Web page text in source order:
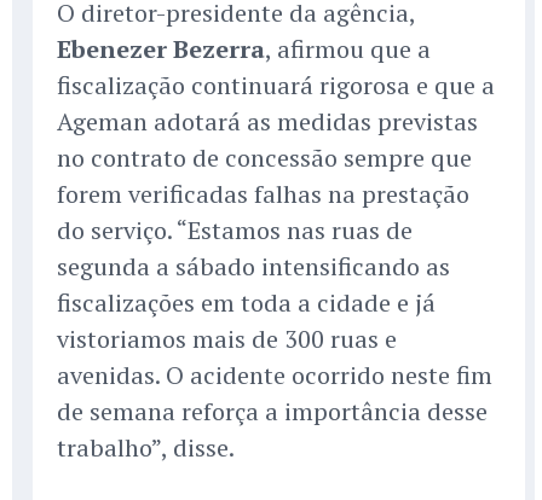
O diretor-presidente da agência,
Ebenezer Bezerra, afirmou que a
fiscalização continuará rigorosa e que a
Ageman adotará as medidas previstas
no contrato de concessão sempre que
forem verificadas falhas na prestação
do serviço. “Estamos nas ruas de
segunda a sábado intensificando as
fiscalizações em toda a cidade e já
vistoriamos mais de 300 ruas e
avenidas. O acidente ocorrido neste fim
de semana reforça a importância desse
trabalho”, disse.